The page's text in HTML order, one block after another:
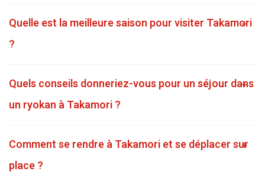
Quelle est la meilleure saison pour visiter Takamori
?
Quels conseils donneriez-vous pour un séjour dans
un ryokan à Takamori ?
Comment se rendre à Takamori et se déplacer sur
place ?